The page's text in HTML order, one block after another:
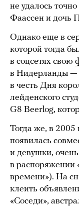
не удалось
Фаассен и дочь
Однако еще в
которой тогда
в соцсетях свою
в Нидерланды —
в честь Дня
лейденского
G8 Beerlog,
Тогда же, в 2005
появилась
и девушки,
в распоряжении
времени»). На
клеить
«Соседи»,